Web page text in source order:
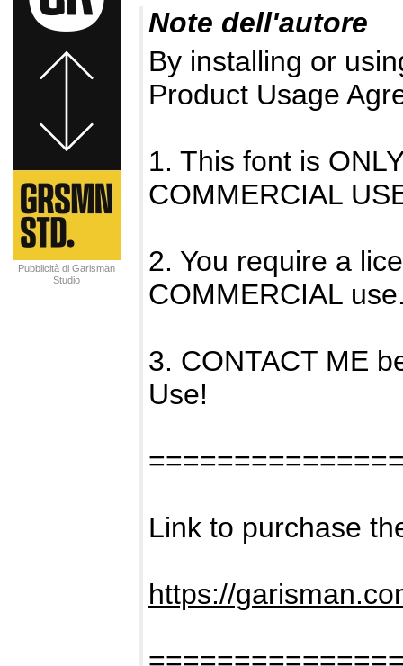
Pubblicità di Garisman
Studio
Note dell'autore
By installing or
Product Usage
1. This font is
COMMERCIAL
2. You require a
COMMERCIAL
3. CONTACT ME
Use!
Link to purchase
https://